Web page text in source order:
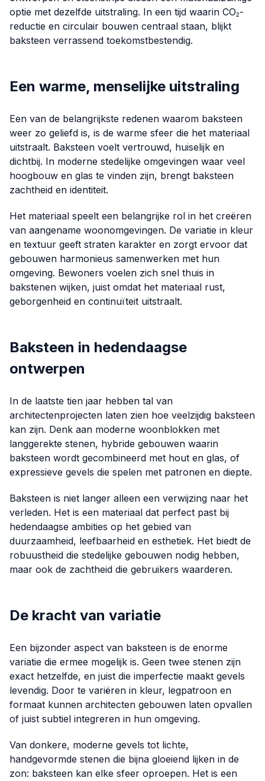
optie met dezelfde uitstraling. In een tijd waarin CO₂-
reductie en circulair bouwen centraal staan, blijkt
baksteen verrassend toekomstbestendig.
Een warme, menselijke uitstraling
Een van de belangrijkste redenen waarom baksteen
weer zo geliefd is, is de warme sfeer die het materiaal
uitstraalt. Baksteen voelt vertrouwd, huiselijk en
dichtbij. In moderne stedelijke omgevingen waar veel
hoogbouw en glas te vinden zijn, brengt baksteen
zachtheid en identiteit.
Het materiaal speelt een belangrijke rol in het creëren
van aangename woonomgevingen. De variatie in kleur
en textuur geeft straten karakter en zorgt ervoor dat
gebouwen harmonieus samenwerken met hun
omgeving. Bewoners voelen zich snel thuis in
bakstenen wijken, juist omdat het materiaal rust,
geborgenheid en continuïteit uitstraalt.
Baksteen in hedendaagse
ontwerpen
In de laatste tien jaar hebben tal van
architectenprojecten laten zien hoe veelzijdig baksteen
kan zijn. Denk aan moderne woonblokken met
langgerekte stenen, hybride gebouwen waarin
baksteen wordt gecombineerd met hout en glas, of
expressieve gevels die spelen met patronen en diepte.
Baksteen is niet langer alleen een verwijzing naar het
verleden. Het is een materiaal dat perfect past bij
hedendaagse ambities op het gebied van
duurzaamheid, leefbaarheid en esthetiek. Het biedt de
robuustheid die stedelijke gebouwen nodig hebben,
maar ook de zachtheid die gebruikers waarderen.
De kracht van variatie
Een bijzonder aspect van baksteen is de enorme
variatie die ermee mogelijk is. Geen twee stenen zijn
exact hetzelfde, en juist die imperfectie maakt gevels
levendig. Door te variëren in kleur, legpatroon en
formaat kunnen architecten gebouwen laten opvallen
of juist subtiel integreren in hun omgeving.
Van donkere, moderne gevels tot lichte,
handgevormde stenen die bijna gloeiend lijken in de
zon: baksteen kan elke sfeer oproepen. Het is een